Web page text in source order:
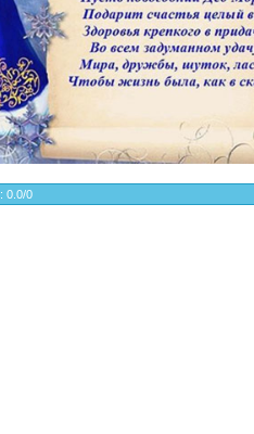
: 0.0/0